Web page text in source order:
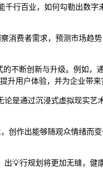
千行百业，如何勾勒出数字
消费者需求，预测市场趋
不断创新与升级。例如，
用户体验，并为企业带来
是通过沉浸式虚拟现实艺
创作出能够随观众情绪而
💡行规划将更加无缝，健